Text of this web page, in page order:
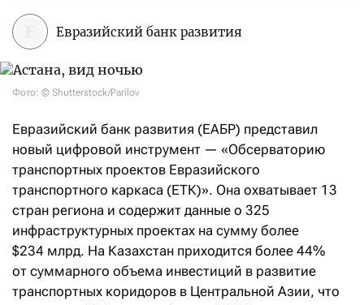
Евразийский банк развития
Фото: © Shutterstock/Parilov
Евразийский банк развития (ЕАБР) представил
новый цифровой инструмент — «Обсерваторию
транспортных проектов Евразийского
транспортного каркаса (ЕТК)». Она охватывает 13
стран региона и содержит данные о 325
инфраструктурных проектах на сумму более
$234 млрд. На Казахстан приходится более 44%
от суммарного объема инвестиций в развитие
транспортных коридоров в Центральной Азии, что